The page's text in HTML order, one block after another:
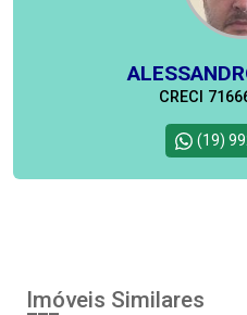
CRECI
(19)
Imóveis Similares